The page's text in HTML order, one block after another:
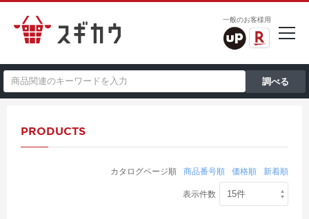
一般のお客様用
PRODUCTS
カタログページ順 商品番号順 価格順 新着順
表示件数